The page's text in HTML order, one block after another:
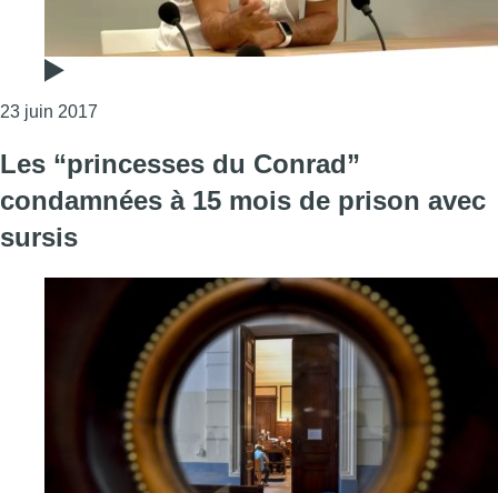
23 juin 2017
Les “princesses du Conrad”
condamnées à 15 mois de prison avec
sursis